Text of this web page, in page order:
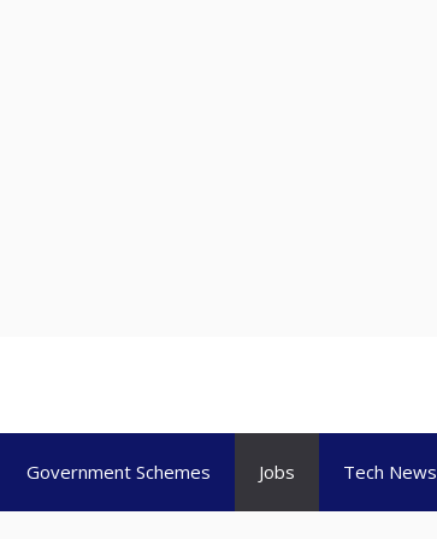
Government Schemes Jobs Tech News